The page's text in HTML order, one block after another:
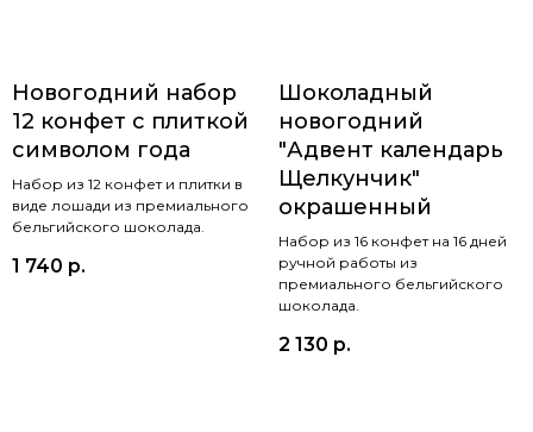
Новогодний набор
12 конфет с плиткой
символом года
Набор из 12 конфет и плитки в
виде лошади из премиального
бельгийского шоколада.
1 740 р.
Шоколадный
новогодний
"Адвент календарь
Щелкунчик"
окрашенный
Набор из 16 конфет на 16 дней
ручной работы из
премиального бельгийского
шоколада.
2 130 р.